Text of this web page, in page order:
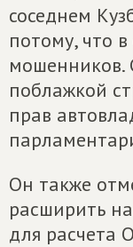
соседнем
потому, что
мошенников.
поблажкой
прав
Он также
расширить
для расчета